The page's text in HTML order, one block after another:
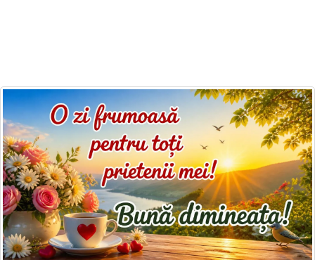
Felicitari muzicale
Felicitari muzicale personalizate
Felicitari animate
Invitatii personalizate
Conecteaza-te